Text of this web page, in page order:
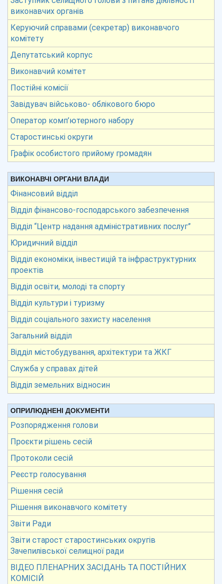
виконавчих органів
Керуючий справами (секретар) виконавчого
комітету
Депутатський корпус
Виконавчий комітет
Постійні комісії
Завідувач військово- облікового бюро
Оператор комп’ютерного набору
Старостинські округи
Графік особистого прийому громадян
ВИКОНАВЧІ ОРГАНИ ВЛАДИ
Фінансовий відділ
Відділ фінансово-господарського забезпечення
Відділ “Центр надання адміністративних послуг”
Юридичний відділ
Відділ економіки, інвестицій та інфраструктурних
проектів
Відділ освіти, молоді та спорту
Відділ культури і туризму
Відділ соціального захисту населення
Загальний відділ
Відділ містобудування, архітектури та ЖКГ
Служба у справах дітей
Відділ земельних відносин
ОПРИЛЮДНЕНІ ДОКУМЕНТИ
Розпорядження голови
Проєкти рішень сесій
Протоколи сесій
Реєстр голосування
Рішення сесій
Рішення виконавчого комітету
Звіти Ради
Звіти старост старостинських округів
Зачепилівської селищної ради
ВІДЕО ПЛЕНАРНИХ ЗАСІДАНЬ ТА ПОСТІЙНИХ
КОМІСІЙ